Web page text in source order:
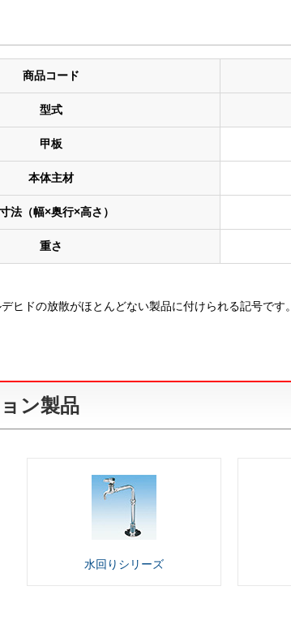
商品コード
型式
甲板
本体主材
法（幅×奥行×高さ）
重さ
ドの放散がほとんどない製品に付けられる記号です。
ン製品
水回り シリーズ